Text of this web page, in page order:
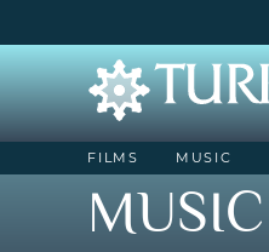
FILMS MUSIC
MUSIC